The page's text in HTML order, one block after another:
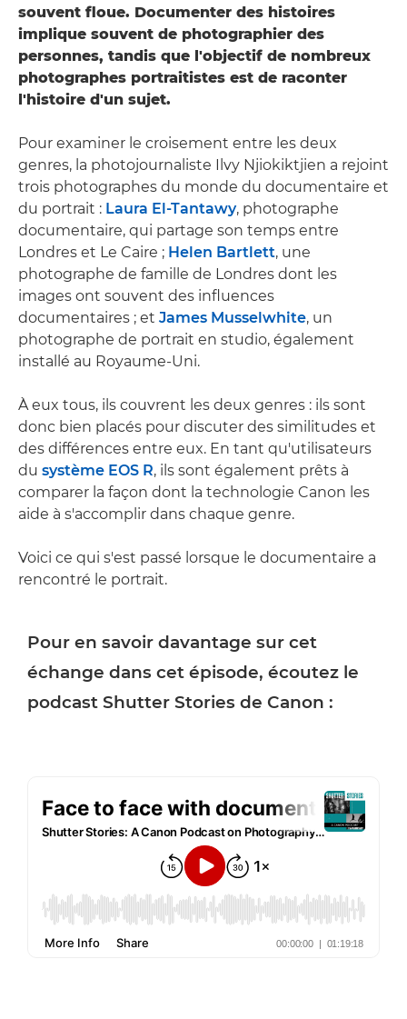
souvent floue. Documenter des histoires
implique souvent de photographier des
personnes, tandis que l'objectif de nombreux
photographes portraitistes est de raconter
l'histoire d'un sujet.
Pour examiner le croisement entre les deux
genres, la photojournaliste Ilvy Njiokiktjien a rejoint
trois photographes du monde du documentaire et
du portrait : Laura El-Tantawy, photographe
documentaire, qui partage son temps entre
Londres et Le Caire ; Helen Bartlett, une
photographe de famille de Londres dont les
images ont souvent des influences
documentaires ; et James Musselwhite, un
photographe de portrait en studio, également
installé au Royaume-Uni.
À eux tous, ils couvrent les deux genres : ils sont
donc bien placés pour discuter des similitudes et
des différences entre eux. En tant qu'utilisateurs
du système EOS R, ils sont également prêts à
comparer la façon dont la technologie Canon les
aide à s'accomplir dans chaque genre.
Voici ce qui s'est passé lorsque le documentaire a
rencontré le portrait.
Pour en savoir davantage sur cet
échange dans cet épisode, écoutez le
podcast Shutter Stories de Canon :